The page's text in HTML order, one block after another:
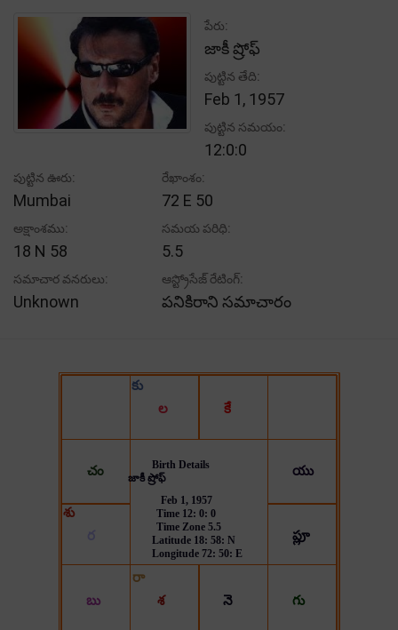
పేరు:
జాకీ ష్రోఫ్
పుట్టిన తేది:
Feb 1, 1957
పుట్టిన సమయం:
12:0:0
పుట్టిన ఊరు:
Mumbai
రేఖాంశం:
72 E 50
అక్షాంశము:
18 N 58
సమయ పరిధి:
5.5
సమాచార వనరులు:
Unknown
ఆస్ట్రోసేజ్ రేటింగ్:
పనికిరాని సమాచారం